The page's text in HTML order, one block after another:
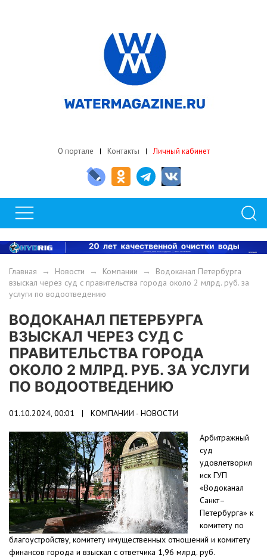
О портале Контакты Личный кабинет
Главная → Новости → Компании → Водоканал Петербурга
взыскал через суд с правительства города около 2 млрд. руб. за
услуги по водоотведению
ВОДОКАНАЛ ПЕТЕРБУРГА
ВЗЫСКАЛ ЧЕРЕЗ СУД С
ПРАВИТЕЛЬСТВА ГОРОДА
ОКОЛО 2 МЛРД. РУБ. ЗА УСЛУГИ
ПО ВОДООТВЕДЕНИЮ
01.10.2024, 00:01 | КОМПАНИИ - НОВОСТИ
Арбитражный
суд
удовлетворил
иск ГУП
«Водоканал
Санкт–
Петербурга» к
комитету по
благоустройству, комитету имущественных отношений и комитету
финансов города и взыскал с ответчика 1,96 млрд. руб.